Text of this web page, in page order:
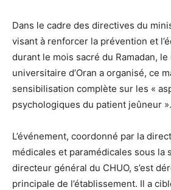
Dans le cadre des directives du
visant à renforcer la prévention et
durant le mois sacré du Ramadan,
universitaire d’Oran a organisé, ce
sensibilisation complète sur les «
psychologiques du patient jeûneur ».
L’événement, coordonné par la
médicales et paramédicales sous la
directeur général du CHUO, s’est
principale de l’établissement. Il a